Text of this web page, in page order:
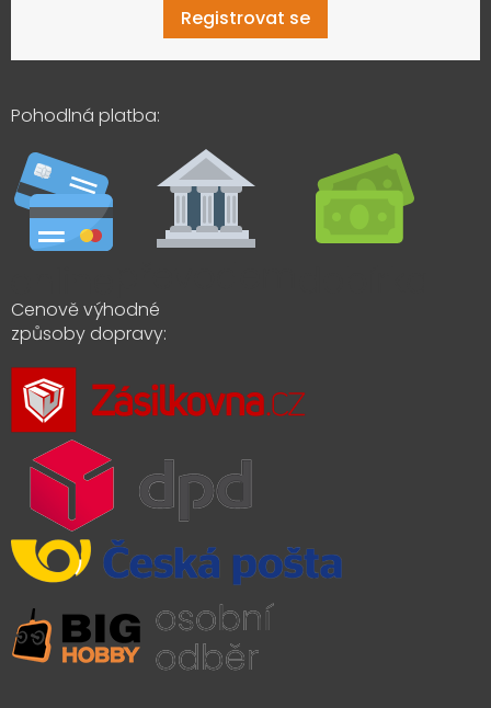
Registrovat se
Pohodlná platba:
Cenově výhodné
způsoby dopravy: